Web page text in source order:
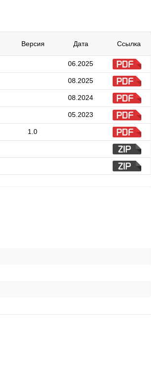
Версия Дата Ссылка
06.2025
08.2025
08.2024
05.2023
1.0